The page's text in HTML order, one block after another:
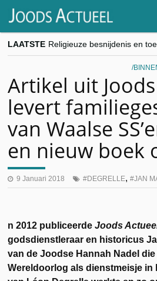
LAATSTE
Artikel uit
levert
van Waalse
en nieuw boek
9 Januari 2018 DEGRELLE, JAN
n 2012 publiceerdeJoods
godsdienstleraar en historicus
van de Joodse Hannah Nadel
Wereldoorlog als dienstmeisje in